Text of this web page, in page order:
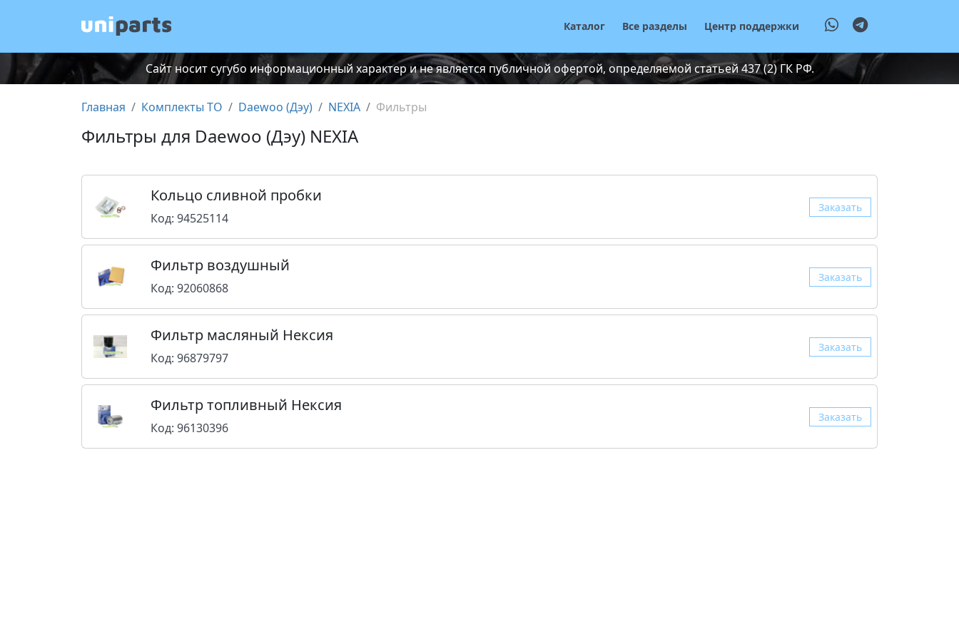
Каталог Все разделы Центр поддержки
Сайт носит сугубо информационный характер и не является публичной офертой, определяемой статьей 437 (2) ГК РФ.
Главная Комплекты ТО Daewoo (Дэу) NEXIA Фильтры
Фильтры для Daewoo (Дэу) NEXIA
Кольцо сливной пробки
Код: 94525114
Заказать
Фильтр воздушный
Код: 92060868
Заказать
Фильтр масляный Нексия
Код: 96879797
Заказать
Фильтр топливный Нексия
Код: 96130396
Заказать